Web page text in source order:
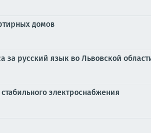
домов
за русский язык во Львовской
электроснабжения